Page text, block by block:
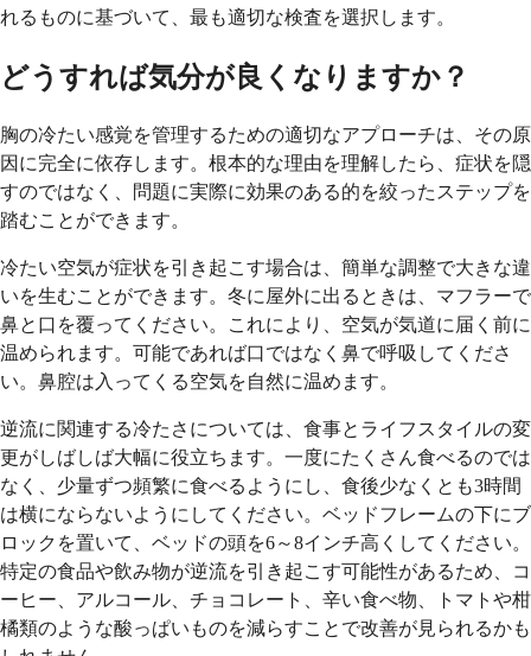
れるものに基づいて、最も適切な検査を選択します。
どうすれば気分が良くなりますか？
胸の冷たい感覚を管理するための適切なアプローチは、その原
因に完全に依存します。根本的な理由を理解したら、症状を隠
すのではなく、問題に実際に効果のある的を絞ったステップを
踏むことができます。
冷たい空気が症状を引き起こす場合は、簡単な調整で大きな違
いを生むことができます。冬に屋外に出るときは、マフラーで
鼻と口を覆ってください。これにより、空気が気道に届く前に
温められます。可能であれば口ではなく鼻で呼吸してくださ
い。鼻腔は入ってくる空気を自然に温めます。
逆流に関連する冷たさについては、食事とライフスタイルの変
更がしばしば大幅に役立ちます。一度にたくさん食べるのでは
なく、少量ずつ頻繁に食べるようにし、食後少なくとも3時間
は横にならないようにしてください。ベッドフレームの下にブ
ロックを置いて、ベッドの頭を6～8インチ高くしてください。
特定の食品や飲み物が逆流を引き起こす可能性があるため、コ
ーヒー、アルコール、チョコレート、辛い食べ物、トマトや柑
橘類のような酸っぱいものを減らすことで改善が見られるかも